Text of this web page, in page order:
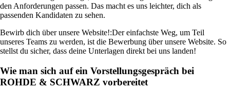
den Anforderungen passen. Das macht es uns leichter, dich als
passenden Kandidaten zu sehen.
Bewirb dich über unsere Website!:Der einfachste Weg, um Teil
unseres Teams zu werden, ist die Bewerbung über unsere Website. So
stellst du sicher, dass deine Unterlagen direkt bei uns landen!
Wie man sich auf ein Vorstellungsgespräch bei
ROHDE & SCHWARZ vorbereitet